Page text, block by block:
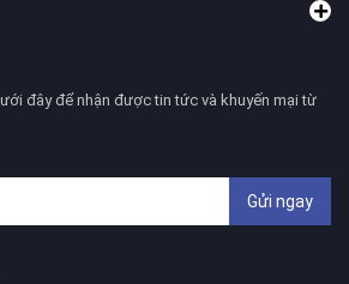
đây để nhận được tin tức và khuyến mại từ
Gửi ngay